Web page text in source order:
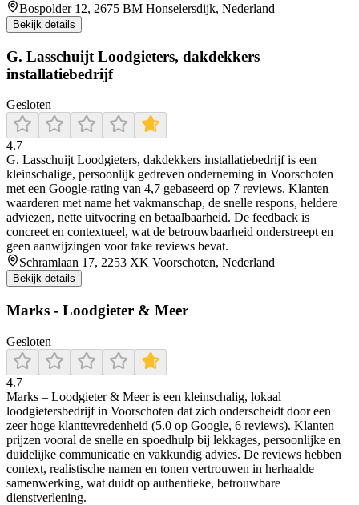
Bospolder 12, 2675 BM Honselersdijk, Nederland
Bekijk details
G. Lasschuijt Loodgieters, dakdekkers
installatiebedrijf
Gesloten
4.7
G. Lasschuijt Loodgieters, dakdekkers installatiebedrijf is een
kleinschalige, persoonlijk gedreven onderneming in Voorschoten
met een Google-rating van 4,7 gebaseerd op 7 reviews. Klanten
waarderen met name het vakmanschap, de snelle respons, heldere
adviezen, nette uitvoering en betaalbaarheid. De feedback is
concreet en contextueel, wat de betrouwbaarheid onderstreept en
geen aanwijzingen voor fake reviews bevat.
Schramlaan 17, 2253 XK Voorschoten, Nederland
Bekijk details
Marks - Loodgieter & Meer
Gesloten
4.7
Marks – Loodgieter & Meer is een kleinschalig, lokaal
loodgietersbedrijf in Voorschoten dat zich onderscheidt door een
zeer hoge klanttevredenheid (5.0 op Google, 6 reviews). Klanten
prijzen vooral de snelle en spoedhulp bij lekkages, persoonlijke en
duidelijke communicatie en vakkundig advies. De reviews hebben
context, realistische namen en tonen vertrouwen in herhaalde
samenwerking, wat duidt op authentieke, betrouwbare
dienstverlening.